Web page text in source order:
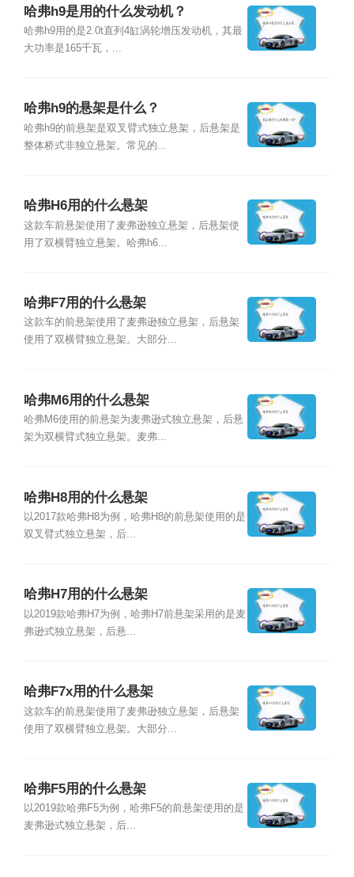
哈弗h9是用的什么发动机？
哈弗h9用的是2.0t直列4缸涡轮增压发动机，其最
大功率是165千瓦，...
哈弗h9的悬架是什么？
哈弗h9的前悬架是双叉臂式独立悬架，后悬架是
整体桥式非独立悬架。常见的...
哈弗H6用的什么悬架
这款车前悬架使用了麦弗逊独立悬架，后悬架使
用了双横臂独立悬架。哈弗h6...
哈弗F7用的什么悬架
这款车的前悬架使用了麦弗逊独立悬架，后悬架
使用了双横臂独立悬架。大部分...
哈弗M6用的什么悬架
哈弗M6使用的前悬架为麦弗逊式独立悬架，后悬
架为双横臂式独立悬架。麦弗...
哈弗H8用的什么悬架
以2017款哈弗H8为例，哈弗H8的前悬架使用的是
双叉臂式独立悬架，后...
哈弗H7用的什么悬架
以2019款哈弗H7为例，哈弗H7前悬架采用的是麦
弗逊式独立悬架，后悬...
哈弗F7x用的什么悬架
这款车的前悬架使用了麦弗逊独立悬架，后悬架
使用了双横臂独立悬架。大部分...
哈弗F5用的什么悬架
以2019款哈弗F5为例，哈弗F5的前悬架使用的是
麦弗逊式独立悬架，后...